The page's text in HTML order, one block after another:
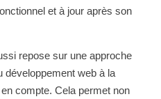
et à jour après son
repose sur une approche
développement web à la
compte. Cela permet non